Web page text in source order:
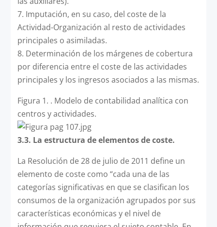
7. Imputación, en su caso, del coste de la
Actividad-Organización al resto de actividades
principales o asimiladas.
8. Determinación de los márgenes de cobertura
por diferencia entre el coste de las actividades
principales y los ingresos asociados a las mismas.
Figura 1. . Modelo de contabilidad analítica con
centros y actividades.
3.3. La estructura de elementos de coste.
La Resolución de 28 de julio de 2011 define un
elemento de coste como “cada una de las
categorías significativas en que se clasifican los
consumos de la organización agrupados por sus
características económicas y el nivel de